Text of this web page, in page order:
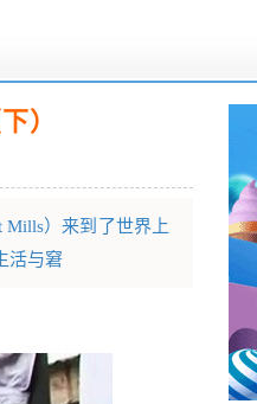
）
Mills）来到了世界上
活与窘